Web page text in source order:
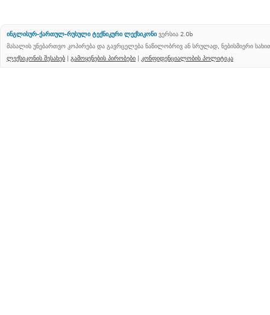
ინგლისურ-ქართულ-რუსული ტექნიკური ლექსიკონი ვერსია 2.0b
მასალის უნებართვო კოპირება და გავრცელება ნაწილობრივ ან სრულად, ნებისმიერი
ლექსიკონის შესახებ | გამოყენების პირობები | კონფიდენციალობის პოლიტიკა